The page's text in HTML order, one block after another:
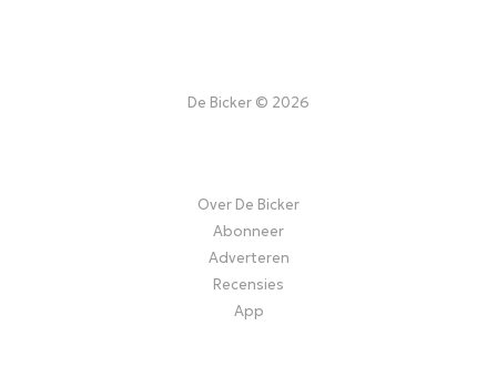
De Bicker © 2026
Over De Bicker
Abonneer
Adverteren
Recensies
App